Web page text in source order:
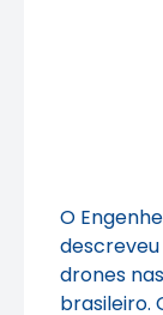
O
drones
brasileiro.